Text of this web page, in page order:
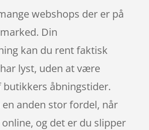
webshops der er på
Din
kan du rent faktisk
lyst, uden at være
åbningstider.
en anden stor fordel, når
og det er du slipper